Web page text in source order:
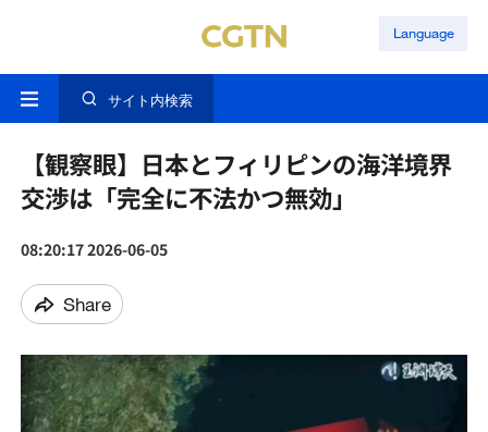
Language
サイト内検索
【観察眼】日本とフィリピンの海洋境界
交渉は「完全に不法かつ無効」
08:20:17 2026-06-05
Share